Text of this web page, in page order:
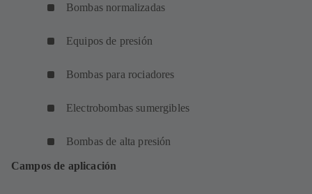
Bombas normalizadas
Equipos de presión
Bombas para rociadores
Electrobombas sumergibles
Bombas de alta presión
Campos de aplicación